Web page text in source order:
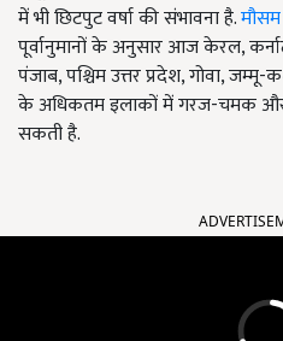
में भी छिटपुट वर्षा की संभावना है.मौसम
पूर्वानुमानों के अनुसार आज केरल,
पंजाब, पश्चिम उत्तर प्रदेश, गोवा,
के अधिकतम इलाकों में गरज-चमक
सकती है.